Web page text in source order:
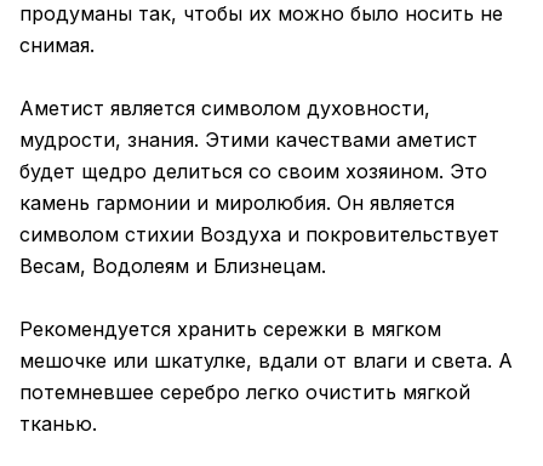
продуманы так, чтобы их можно было носить не
снимая.
Аметист является символом духовности,
мудрости, знания. Этими качествами аметист
будет щедро делиться со своим хозяином. Это
камень гармонии и миролюбия. Он является
символом стихии Воздуха и покровительствует
Весам, Водолеям и Близнецам.
Рекомендуется хранить сережки в мягком
мешочке или шкатулке, вдали от влаги и света. А
потемневшее серебро легко очистить мягкой
тканью.